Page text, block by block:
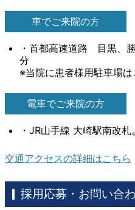
車でご来院の方
・首都高速道路 目黒、
分
※当院に患者様用駐車場は
電車でご来院の方
・JR山手線 大崎駅南改
交通アクセスの詳細はこちら
採用応募・お問い合